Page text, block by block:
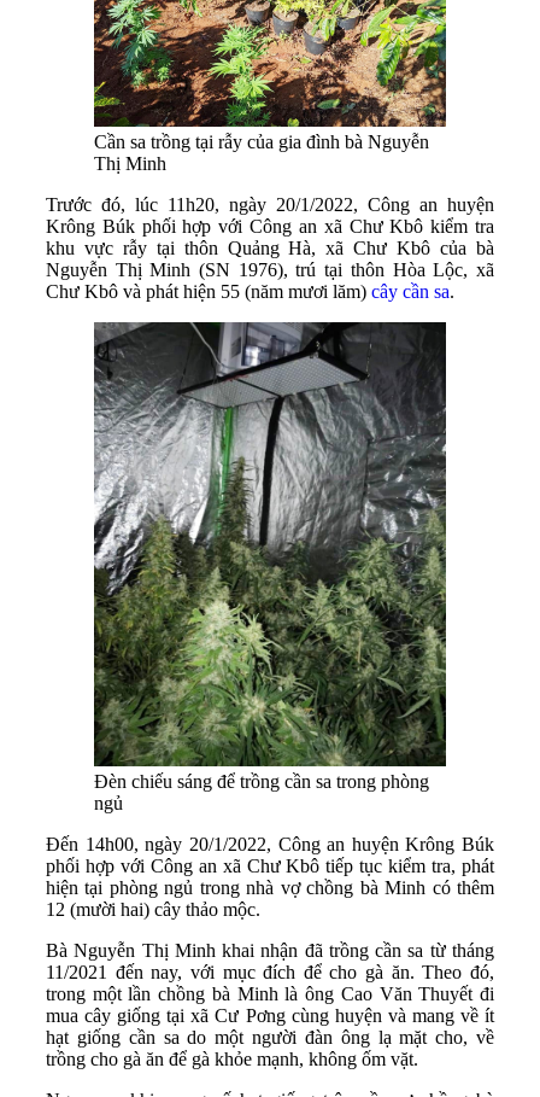
Cần sa trồng tại rẫy của gia đình bà Nguyễn
Thị Minh
Trước đó, lúc 11h20, ngày 20/1/2022, Công an huyện
Krông Búk phối hợp với Công an xã Chư Kbô kiểm tra
khu vực rẫy tại thôn Quảng Hà, xã Chư Kbô của bà
Nguyễn Thị Minh (SN 1976), trú tại thôn Hòa Lộc, xã
Chư Kbô và phát hiện 55 (năm mươi lăm) cây cần sa.
Đèn chiếu sáng để trồng cần sa trong phòng
ngủ
Đến 14h00, ngày 20/1/2022, Công an huyện Krông Búk
phối hợp với Công an xã Chư Kbô tiếp tục kiểm tra, phát
hiện tại phòng ngủ trong nhà vợ chồng bà Minh có thêm
12 (mười hai) cây thảo mộc.
Bà Nguyễn Thị Minh khai nhận đã trồng cần sa từ tháng
11/2021 đến nay, với mục đích để cho gà ăn. Theo đó,
trong một lần chồng bà Minh là ông Cao Văn Thuyết đi
mua cây giống tại xã Cư Pơng cùng huyện và mang về ít
hạt giống cần sa do một người đàn ông lạ mặt cho, về
trồng cho gà ăn để gà khỏe mạnh, không ốm vặt.